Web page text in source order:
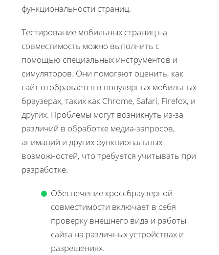
функциональности страниц.
Тестирование мобильных страниц на
совместимость можно выполнить с
помощью специальных инструментов и
симуляторов. Они помогают оценить, как
сайт отображается в популярных мобильных
браузерах, таких как Chrome, Safari, Firefox, и
других. Проблемы могут возникнуть из-за
различий в обработке медиа-запросов,
анимаций и других функциональных
возможностей, что требуется учитывать при
разработке.
Обеспечение кроссбраузерной
совместимости включает в себя
проверку внешнего вида и работы
сайта на различных устройствах и
разрешениях.